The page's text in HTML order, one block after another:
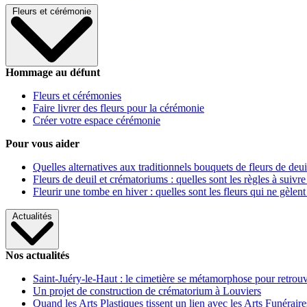
Fleurs et cérémonie
Hommage au défunt
Fleurs et cérémonies
Faire livrer des fleurs pour la cérémonie
Créer votre espace cérémonie
Pour vous aider
Quelles alternatives aux traditionnels bouquets de fleurs de
Fleurs de deuil et crématoriums : quelles sont les règles à
Fleurir une tombe en hiver : quelles sont les fleurs qui ne gèlent
Actualités
Nos actualités
Saint-Juéry-le-Haut : le cimetière se métamorphose pour
Un projet de construction de crématorium à Louviers
Quand les Arts Plastiques tissent un lien avec les Arts